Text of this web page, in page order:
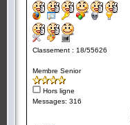
Classement : 18/55626
Membre Senior
Hors ligne
Messages: 316